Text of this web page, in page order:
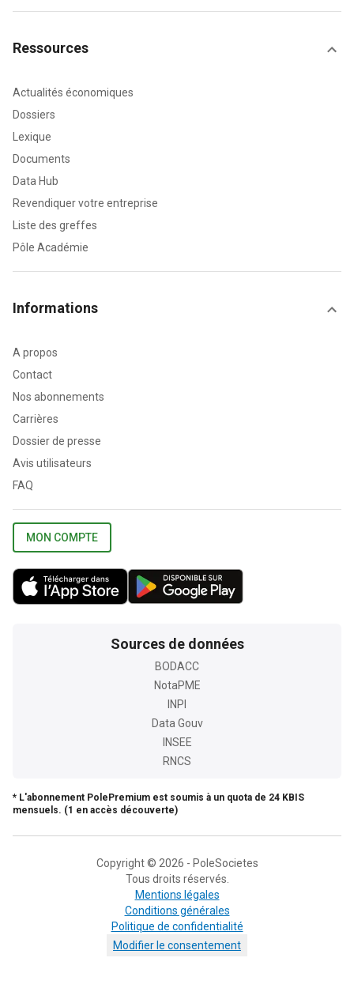
Ressources
Actualités économiques
Dossiers
Lexique
Documents
Data Hub
Revendiquer votre entreprise
Liste des greffes
Pôle Académie
Informations
A propos
Contact
Nos abonnements
Carrières
Dossier de presse
Avis utilisateurs
FAQ
MON COMPTE
Sources de données
BODACC
NotaPME
INPI
Data Gouv
INSEE
RNCS
* L'abonnement PolePremium est soumis à un quota de 24 KBIS
mensuels. (1 en accès découverte)
Copyright © 2026 - PoleSocietes
Tous droits réservés.
Mentions légales
Conditions générales
Politique de confidentialité
Modifier le consentement